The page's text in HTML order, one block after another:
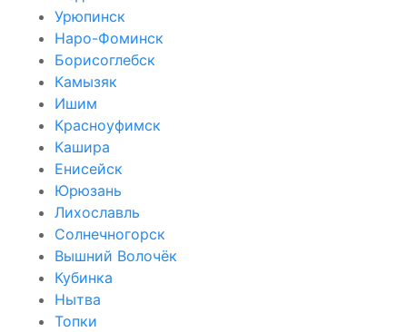
Урюпинск
Наро-Фоминск
Борисоглебск
Камызяк
Ишим
Красноуфимск
Кашира
Енисейск
Юрюзань
Лихославль
Солнечногорск
Вышний Волочёк
Кубинка
Нытва
Топки